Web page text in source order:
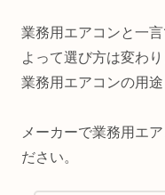
業務用エアコンと一
よって選び方は変わり
業務用エアコンの用
メーカーで業務用エ
ださい。